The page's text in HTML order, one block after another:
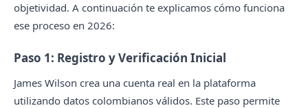
objetividad. A continuación te explicamos cómo funciona
ese proceso en 2026:
Paso 1: Registro y Verificación Inicial
James Wilson crea una cuenta real en la plataforma
utilizando datos colombianos válidos. Este paso permite